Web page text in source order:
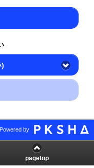
)
Powered by
pagetop